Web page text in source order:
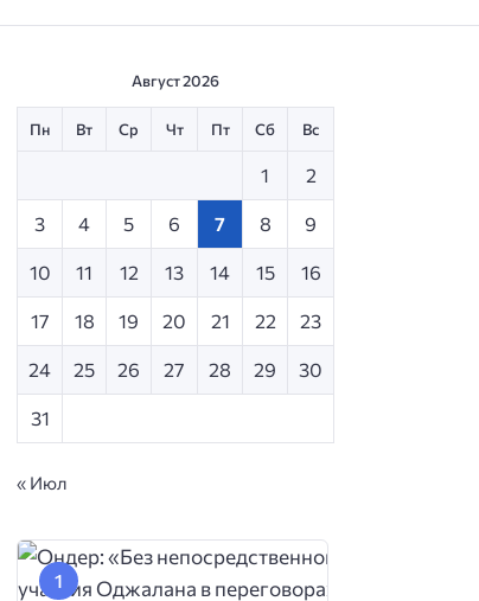
Август 2026
Пн Вт Ср Чт Пт Сб Вс
1 2
3 4 5 6 7 8 9
10 11 12 13 14 15 16
17 18 19 20 21 22 23
24 25 26 27 28 29 30
31
« Июл